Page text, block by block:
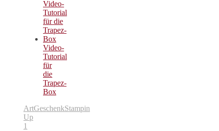
Video-
Tutorial
für
die
Trapez-
Box
ArtGeschenkStampin
Up
1